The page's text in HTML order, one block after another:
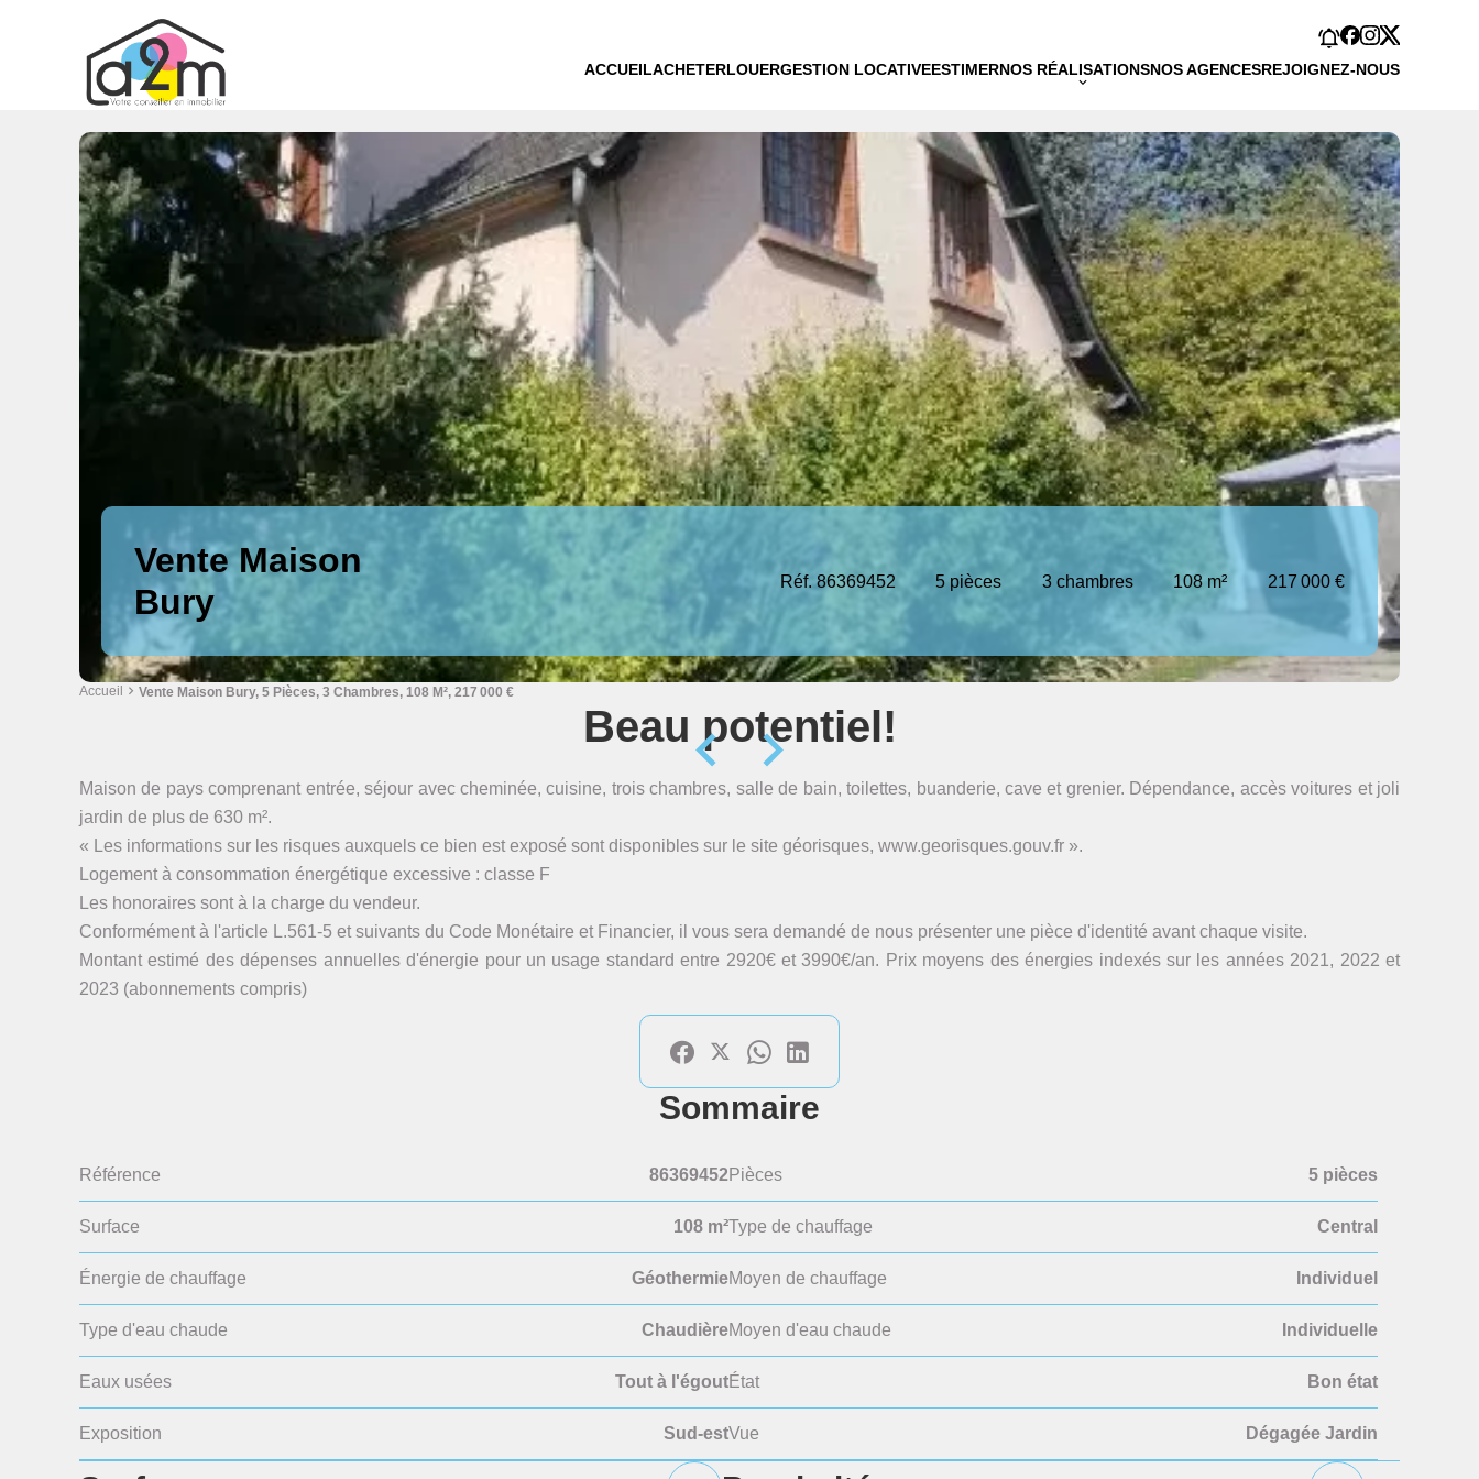
ACCUEILACHETERLOUERGESTION LOCATIVEESTIMERNOS RÉALISATIONSNOS AGENCESREJOIGNEZ-NOUS
Vente Maison
Bury
Réf. 86369452 5 pièces 3 chambres 108 m² 217 000 €
Accueil Vente Maison Bury, 5 Pièces, 3 Chambres, 108 M², 217 000 €
Beau potentiel!
Maison de pays comprenant entrée, séjour avec cheminée, cuisine, trois chambres, salle de bain, toilettes, buanderie, cave et grenier. Dépendance, accès voitures et joli
jardin de plus de 630 m².
« Les informations sur les risques auxquels ce bien est exposé sont disponibles sur le site géorisques, www.georisques.gouv.fr ».
Logement à consommation énergétique excessive : classe F
Les honoraires sont à la charge du vendeur.
Conformément à l'article L.561-5 et suivants du Code Monétaire et Financier, il vous sera demandé de nous présenter une pièce d'identité avant chaque visite.
Montant estimé des dépenses annuelles d'énergie pour un usage standard entre 2920€ et 3990€/an. Prix moyens des énergies indexés sur les années 2021, 2022 et
2023 (abonnements compris)
Sommaire
Référence 86369452 Pièces 5 pièces
Surface 108 m²Type de chauffage Central
Énergie de chauffage GéothermieMoyen de chauffage Individuel
Type d'eau chaude ChaudièreMoyen d'eau chaude Individuelle
Eaux usées Tout à l'égoutÉtat Bon état
Exposition Sud-estVue Dégagée Jardin